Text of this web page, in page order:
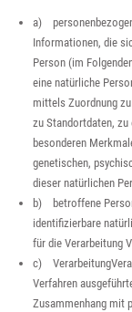
a)
Informationen, die
Person (im
eine natürliche
mittels Zuordnung zu
zu Standortdaten, zu
besonderen
genetischen,
dieser natürlichen
b) betroffene
identifizierbare
für die Verarbeitung
c)
Verfahren
Zusammenhang mit